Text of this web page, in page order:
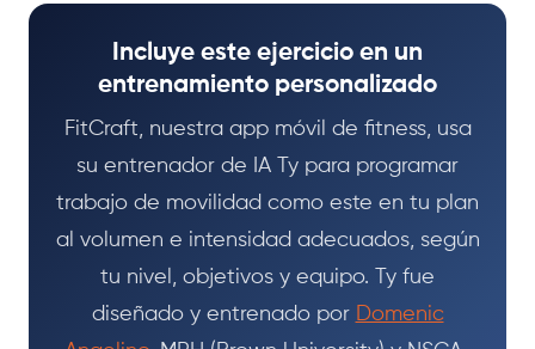
Incluye este ejercicio en un
entrenamiento personalizado
FitCraft, nuestra app móvil de fitness, usa
su entrenador de IA Ty para programar
trabajo de movilidad como este en tu plan
al volumen e intensidad adecuados, según
tu nivel, objetivos y equipo. Ty fue
diseñado y entrenado por Domenic